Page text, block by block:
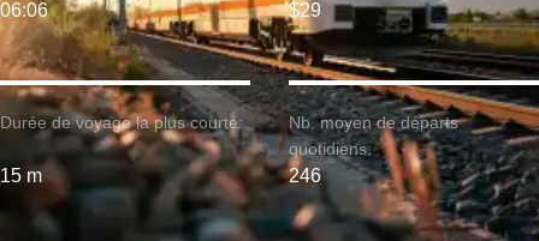
Durée de voyage la plus courte:
15 m
06:06 $29
Nb. moyen de départs
quotidiens:
246